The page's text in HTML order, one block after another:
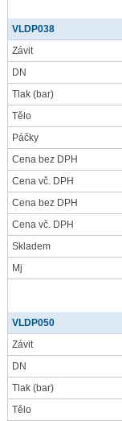
VLDP038
Závit
DN
Tlak (bar)
Tělo
Páčky
Cena bez DPH
Cena vč. DPH
Cena bez DPH
Cena vč. DPH
Skladem
Mj
VLDP050
Závit
DN
Tlak (bar)
Tělo